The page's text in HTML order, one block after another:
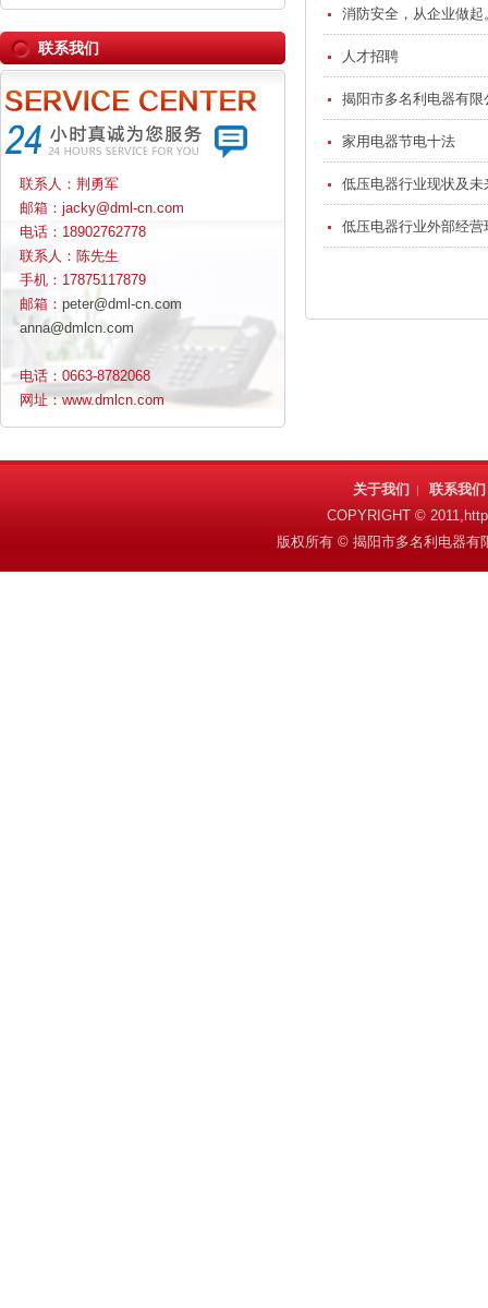
联系我们
联系人：荆勇军
邮箱：jacky@dml-cn.com
电话：18902762778
联系人：陈先生
手机：17875117879
邮箱： peter@dml-cn.com
anna@dmlcn.com
电话：0663-8782068
网址：www.dmlcn.com
消防安全，从企业做起
人才招聘
揭阳市多名利电器有
家用电器节电十法
低压电器行业现状及未
低压电器行业外部经营
关于我们 |
联系我们
COPYRIGHT ©
版权所有 © 揭阳市多名利电器有